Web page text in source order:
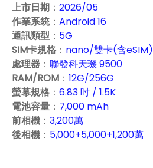
上市日期 ： 2026/05
作業系統： Android 16
通訊類型 ： 5G
SIM卡規格 ： nano/雙卡(含eSIM)
處理器 ： 聯發科天璣 9500
RAM/ROM ： 12G/256G
螢幕規格 ： 6.83 吋 / 1.5K
電池容量 ： 7,000 mAh
前相機 ： 3,200萬
後相機 ： 5,000+5,000+1,200萬